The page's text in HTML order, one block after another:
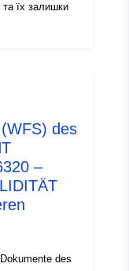
та їх залишки
des
–
des